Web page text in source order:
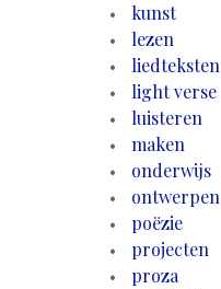
kunst
lezen
liedteksten
light verse
luisteren
maken
onderwijs
ontwerpen
poëzie
projecten
proza